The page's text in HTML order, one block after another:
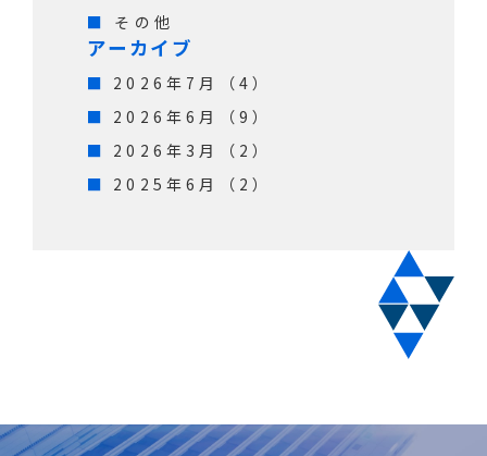
その他
アーカイブ
2026年7月（4）
2026年6月（9）
2026年3月（2）
2025年6月（2）